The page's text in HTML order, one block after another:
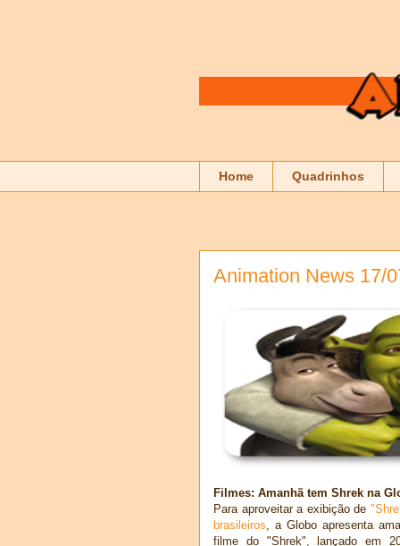
Home Quadrinhos
Animation News 17/
Filmes: Amanhã tem Shrek na
Para aproveitar a exibição de
brasileiros , a Globo apresenta
filme do "Shrek", lançado em